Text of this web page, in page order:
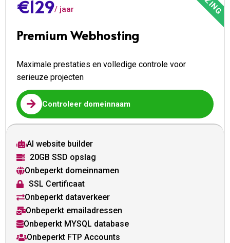
€129/ jaar
Premium Webhosting
Maximale prestaties en volledige controle voor
serieuze projecten
 Controleer domeinnaam
AI website builder
 20GB SSD opslag
Onbeperkt domeinnamen
 SSL Certificaat
Onbeperkt dataverkeer
Onbeperkt emailadressen
Onbeperkt MYSQL database
Onbeperkt FTP Accounts